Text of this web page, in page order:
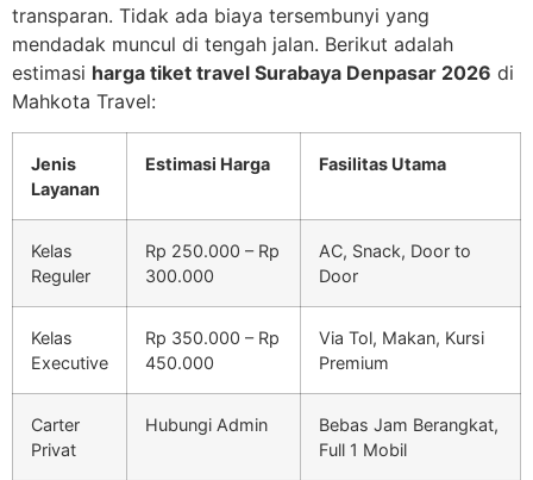
transparan. Tidak ada biaya tersembunyi yang
mendadak muncul di tengah jalan. Berikut adalah
estimasi harga tiket travel Surabaya Denpasar 2026 di
Mahkota Travel:
Jenis
Layanan
Estimasi Harga Fasilitas Utama
Kelas
Reguler
Rp 250.000 – Rp
300.000
AC, Snack, Door to
Door
Kelas
Executive
Rp 350.000 – Rp
450.000
Via Tol, Makan, Kursi
Premium
Carter
Privat
Hubungi Admin
Bebas Jam Berangkat,
Full 1 Mobil